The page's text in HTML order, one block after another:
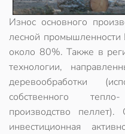
Износ основного
лесной промышленности
около 80%. Также в
технологии,
деревообработки
собственного
производство
инвестиционная